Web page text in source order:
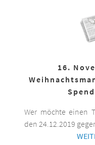
16.
Wer möchte einen
den 24.12.2019